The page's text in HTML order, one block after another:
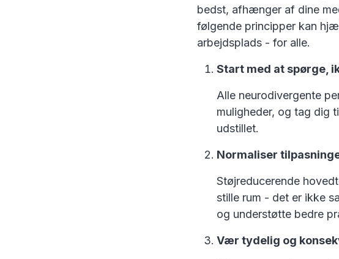
bedst, afhænger af dine
følgende principper kan
arbejdsplads - for alle.
Start med at spørge,
Alle neurodivergente
muligheder, og tag dig
udstillet.
Normaliser
Støjreducerende
stille rum - det er ikke
og understøtte bedre
Vær tydelig og